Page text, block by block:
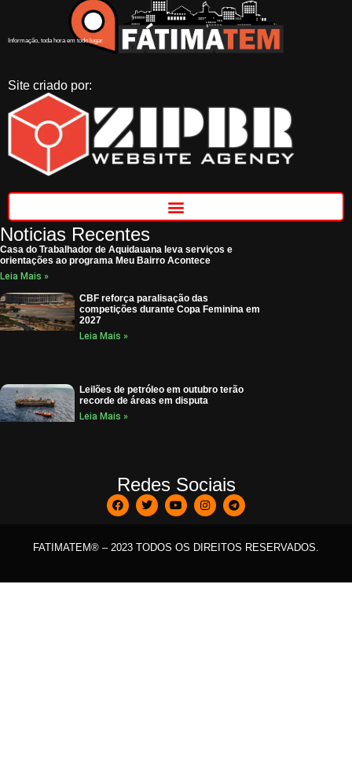
Informação, toda hora em todo lugar
Site criado por:
Noticias Recentes
Casa do Trabalhador de Aquidauana leva serviços e
orientações ao programa Meu Bairro Acontece
Leia Mais »
CBF reforça paralisação das
competições durante Copa Feminina em
2027
Leia Mais »
Leilões de petróleo em outubro terão
recorde de áreas em disputa
Leia Mais »
Redes Sociais
FATIMATEM® – 2023 TODOS OS DIREITOS RESERVADOS.